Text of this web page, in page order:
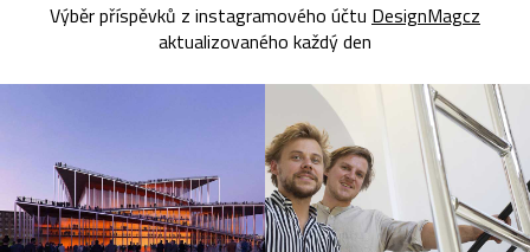
Výběr příspěvků z instagramového účtu DesignMagcz
aktualizovaného každý den